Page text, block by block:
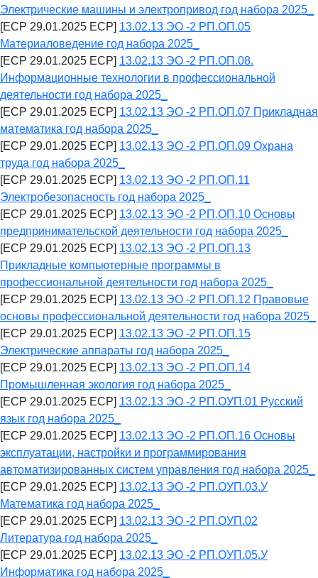
Электрические машины и электропривод год набора 2025_
[ECP 29.01.2025 ECP] 13.02.13 ЭО -2 РП.ОП.05
Материаловедение год набора 2025_
[ECP 29.01.2025 ECP] 13.02.13 ЭО -2 РП.ОП.08.
Информационные технологии в профессиональной
деятельности год набора 2025_
[ECP 29.01.2025 ECP] 13.02.13 ЭО -2 РП.ОП.07 Прикладная
математика год набора 2025_
[ECP 29.01.2025 ECP] 13.02.13 ЭО -2 РП.ОП.09 Охрана
труда год набора 2025_
[ECP 29.01.2025 ECP] 13.02.13 ЭО -2 РП.ОП.11
Электробезопасность год набора 2025_
[ECP 29.01.2025 ECP] 13.02.13 ЭО -2 РП.ОП.10 Основы
предпринимательской деятельности год набора 2025_
[ECP 29.01.2025 ECP] 13.02.13 ЭО -2 РП.ОП.13
Прикладные компьютерные программы в
профессиональной деятельности год набора 2025_
[ECP 29.01.2025 ECP] 13.02.13 ЭО -2 РП.ОП.12 Правовые
основы профессиональной деятельности год набора 2025_
[ECP 29.01.2025 ECP] 13.02.13 ЭО -2 РП.ОП.15
Электрические аппараты год набора 2025_
[ECP 29.01.2025 ECP] 13.02.13 ЭО -2 РП.ОП.14
Промышленная экология год набора 2025_
[ECP 29.01.2025 ECP] 13.02.13 ЭО -2 РП.ОУП.01 Русский
язык год набора 2025_
[ECP 29.01.2025 ECP] 13.02.13 ЭО -2 РП.ОП.16 Основы
эксплуатации, настройки и программирования
автоматизированных систем управления год набора 2025_
[ECP 29.01.2025 ECP] 13.02.13 ЭО -2 РП.ОУП.03.У
Математика год набора 2025_
[ECP 29.01.2025 ECP] 13.02.13 ЭО -2 РП.ОУП.02
Литература год набора 2025_
[ECP 29.01.2025 ECP] 13.02.13 ЭО -2 РП.ОУП.05.У
Информатика год набора 2025_